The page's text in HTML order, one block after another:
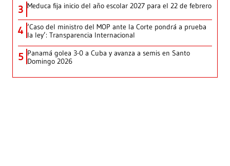
3 Meduca fija inicio del año escolar 2027 para el 22 de febrero
4 ‘Caso del ministro del MOP ante la Corte pondrá a prueba
la ley’: Transparencia Internacional
5 Panamá golea 3-0 a Cuba y avanza a semis en Santo
Domingo 2026